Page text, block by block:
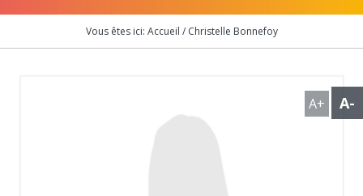
A+ A-
Vous êtes ici: Accueil / Christelle Bonnefoy